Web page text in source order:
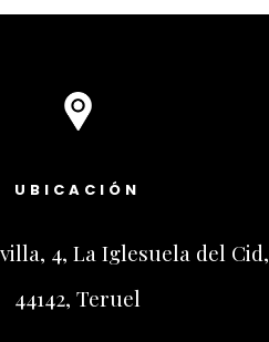
UBICACIÓN
4, La Iglesuela del Cid,
44142, Teruel